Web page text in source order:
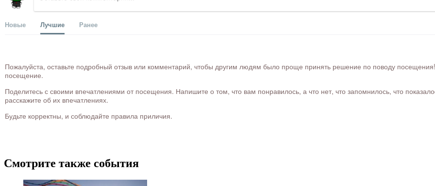
Новые Лучшие Ранее
Пожалуйста, оставьте подробный отзыв или комментарий, чтобы другим людям было проще принять решение по поводу посещения!
посещение.
Поделитесь с своими впечатлениями от посещения. Напишите о том, что вам понравилось, а что нет, что запомнилось, что
расскажите об их впечатлениях.
Будьте корректны, и соблюдайте правила приличия.
Смотрите также события